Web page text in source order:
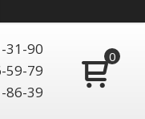
31-90
59-79
86-39